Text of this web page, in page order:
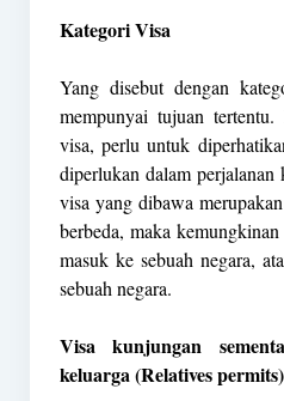
Kategori Visa
Yang disebut dengan
mempunyai tujuan
visa, perlu untuk
diperlukan dalam
visa yang dibawa
berbeda, maka
masuk ke sebuah negara,
sebuah negara.
Visa kunjungan
keluarga (Relatives permits)